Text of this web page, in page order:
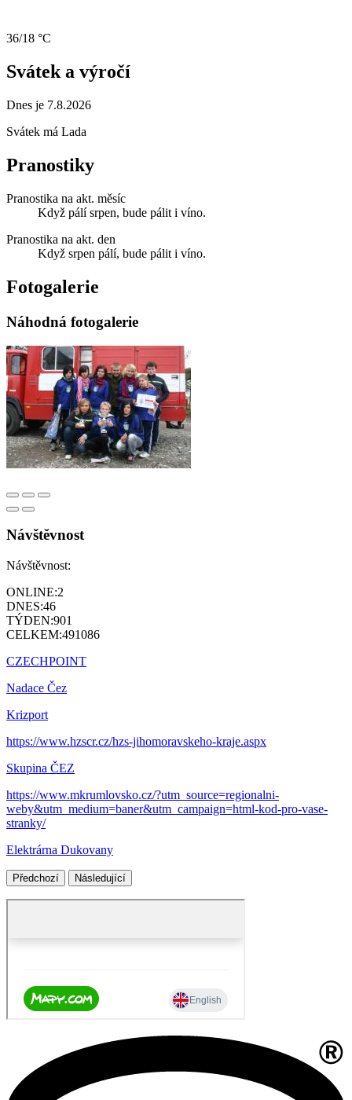
36/18 °C
Svátek a výročí
Dnes je 7.8.2026
Svátek má Lada
Pranostiky
Pranostika na akt. měsíc
Když pálí srpen, bude pálit i víno.
Pranostika na akt. den
Když srpen pálí, bude pálit i víno.
Fotogalerie
Náhodná fotogalerie
Návštěvnost
Návštěvnost:
ONLINE:2
DNES:46
TÝDEN:901
CELKEM:491086
CZECHPOINT
Nadace Čez
Krizport
https://www.hzscr.cz/hzs-jihomoravskeho-kraje.aspx
Skupina ČEZ
https://www.mkrumlovsko.cz/?utm_source=regionalni-
weby&utm_medium=baner&utm_campaign=html-kod-pro-vase-
stranky/
Elektrárna Dukovany
Předchozí Následující